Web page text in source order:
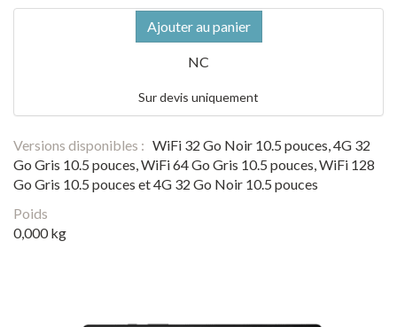
Ajouter au panier
NC
Sur devis uniquement
Versions disponibles : WiFi 32 Go Noir 10.5 pouces, 4G 32
Go Gris 10.5 pouces, WiFi 64 Go Gris 10.5 pouces, WiFi 128
Go Gris 10.5 pouces et 4G 32 Go Noir 10.5 pouces
Poids
0,000 kg